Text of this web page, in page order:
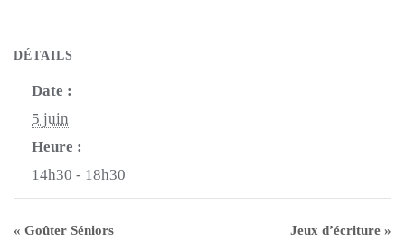
DÉTAILS
Date :
5 juin
Heure :
14h30 - 18h30
« Goûter Séniors Jeux d’écriture »